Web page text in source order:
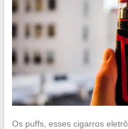
Os puffs, esses cigarros